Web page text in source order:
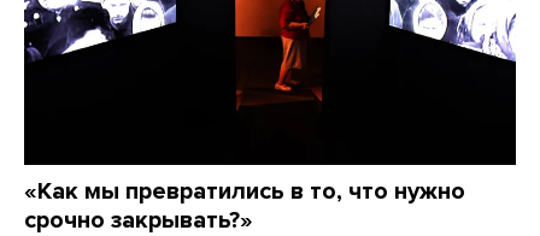
«Как мы превратились в то, что нужно
срочно закрывать?»